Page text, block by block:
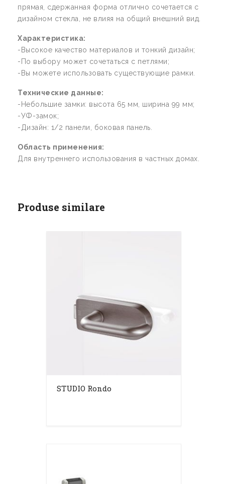
прямая, сдержанная форма отлично сочетается с
дизайном стекла, не влияя на общий внешний вид.
Характеристика:
-Высокое качество материалов и тонкий дизайн;
-По выбору может сочетаться с петлями;
-Вы можете использовать существующие рамки.
Технические данные:
-Небольшие замки: высота 65 мм, ширина 99 мм;
-УФ-замок;
-Дизайн: 1/2 панели, боковая панель.
Область применения:
Для внутреннего использования в частных домах.
Produse similare
STUDIO Rondo